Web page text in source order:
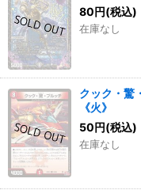
80円(税込)
在庫なし
クック・
《火》
50円(税込)
在庫なし